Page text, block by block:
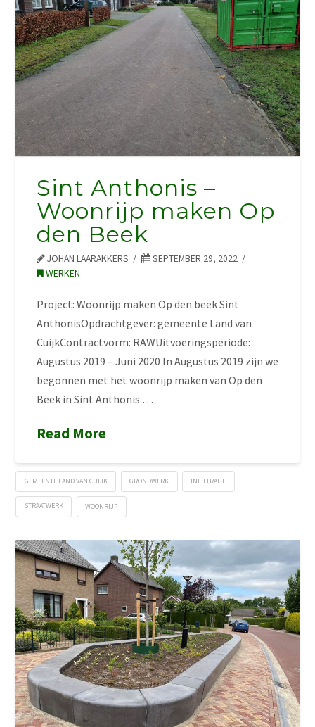
Sint Anthonis –
Woonrijp maken Op
den Beek
JOHAN LAARAKKERS
SEPTEMBER 29, 2022
WERKEN
Project: Woonrijp maken Op den beek Sint
AnthonisOpdrachtgever: gemeente Land van
CuijkContractvorm: RAWUitvoeringsperiode:
Augustus 2019 – Juni 2020 In Augustus 2019 zijn we
begonnen met het woonrijp maken van Op den
Beek in Sint Anthonis …
Read More
GEMEENTE LAND VAN CUIJK GRONDWERK INFILTRATIE
STRAATWERK WOONRIJP